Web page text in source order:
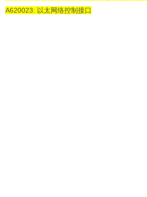
A620023: 以太网络控制接口